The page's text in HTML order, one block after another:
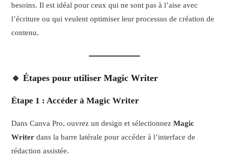
besoins. Il est idéal pour ceux qui ne sont pas à l’aise avec
l’écriture ou qui veulent optimiser leur processus de création de
contenu.
🔹 Étapes pour utiliser Magic Writer
Étape 1 : Accéder à Magic Writer
Dans Canva Pro, ouvrez un design et sélectionnezMagic
Writer dans la barre latérale pour accéder à l’interface de
rédaction assistée.